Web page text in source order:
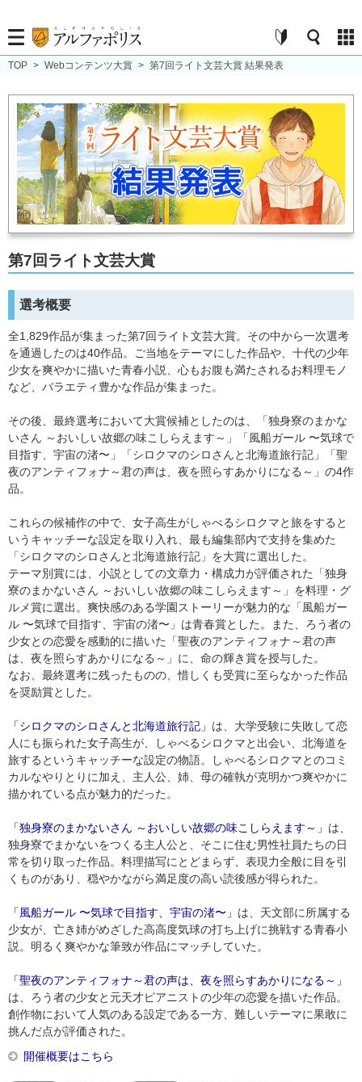
TOP > Webコンテンツ大賞 > 第7回ライト文芸大賞 結果発表
第7回ライト文芸大賞
選考概要
全1,829作品が集まった第7回ライト文芸大賞。その中から一次選考
を通過したのは40作品。ご当地をテーマにした作品や、十代の少年
少女を爽やかに描いた青春小説、心もお腹も満たされるお料理モノ
など、バラエティ豊かな作品が集まった。
その後、最終選考において大賞候補としたのは、「独身寮のまかな
いさん ～おいしい故郷の味こしらえます～」「風船ガール 〜気球で
目指す、宇宙の渚〜」「シロクマのシロさんと北海道旅行記」「聖
夜のアンティフォナ～君の声は、夜を照らすあかりになる～」の4作
品。
これらの候補作の中で、女子高生がしゃべるシロクマと旅をすると
いうキャッチーな設定を取り入れ、最も編集部内で支持を集めた
「シロクマのシロさんと北海道旅行記」を大賞に選出した。
テーマ別賞には、小説としての文章力・構成力が評価された「独身
寮のまかないさん ～おいしい故郷の味こしらえます～」を料理・グ
ルメ賞に選出。爽快感のある学園ストーリーが魅力的な「風船ガー
ル 〜気球で目指す、宇宙の渚〜」は青春賞とした。また、ろう者の
少女との恋愛を感動的に描いた「聖夜のアンティフォナ～君の声
は、夜を照らすあかりになる～」に、命の輝き賞を授与した。
なお、最終選考に残ったものの、惜しくも受賞に至らなかった作品
を奨励賞とした。
「シロクマのシロさんと北海道旅行記」 は、大学受験に失敗して恋
人にも振られた女子高生が、しゃべるシロクマと出会い、北海道を
旅するというキャッチーな設定の物語。しゃべるシロクマとのコミ
カルなやりとりに加え、主人公、姉、母の確執が克明かつ爽やかに
描かれている点が魅力的だった。
「独身寮のまかないさん ～おいしい故郷の味こしらえます～」 は、
独身寮でまかないをつくる主人公と、そこに住む男性社員たちの日
常を切り取った作品。料理描写にとどまらず、表現力全般に目を引
くものがあり、穏やかながら満足度の高い読後感が得られた。
「風船ガール 〜気球で目指す、宇宙の渚〜」 は、天文部に所属する
少女が、亡き姉がめざした高高度気球の打ち上げに挑戦する青春小
説。明るく爽やかな筆致が作品にマッチしていた。
「聖夜のアンティフォナ～君の声は、夜を照らすあかりになる～」
は、ろう者の少女と元天才ピアニストの少年の恋愛を描いた作品。
創作物において人気のある設定である一方、難しいテーマに果敢に
挑んだ点が評価された。
開催概要はこちら